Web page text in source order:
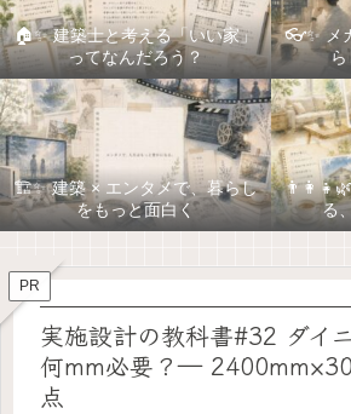
🏠✨ 建築士と考える「いい家」
ってなんだろう？
👓✨ メ
ら
🏗️✨ 建築 × エンタメで、暮らし
をもっと面白く
る
PR
実施設計の教科書#32 ダイ
何mm必要？―
点